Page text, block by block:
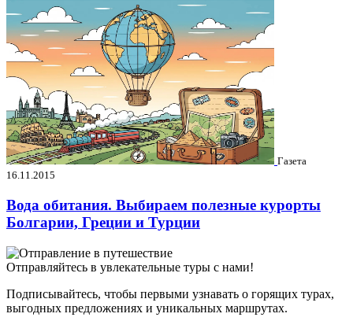
Газета
16.11.2015
Вода обитания. Выбираем полезные курорты
Болгарии, Греции и Турции
Отправляйтесь в увлекательные туры с нами!
Подписывайтесь, чтобы первыми узнавать о горящих турах,
выгодных предложениях и уникальных маршрутах.